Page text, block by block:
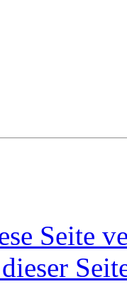
Seite